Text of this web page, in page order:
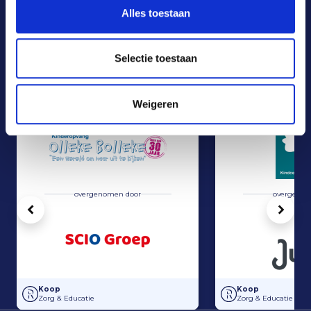
Alles toestaan
Selectie toestaan
Weigeren
Telefoon
Contactformulier
Recente koop transacties
Alle transacties
overgenomen door
SCIO Groep heeft de activa in Kinderopvang Olleke Bolleke
Koop
Zorg & Educatie
Overname van KC
Koop
Zorg & Educatie
Vorige